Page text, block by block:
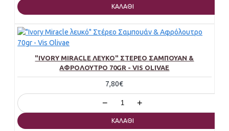
ΚΑΛΆΘΙ
"IVORY MIRACLE ΛΕΥΚΌ" ΣΤΈΡΕΟ ΣΑΜΠΟΥΆΝ &
ΑΦΡΌΛΟΥΤΡΟ 70GR - VIS OLIVAE
7,80€
− +
ΚΑΛΆΘΙ